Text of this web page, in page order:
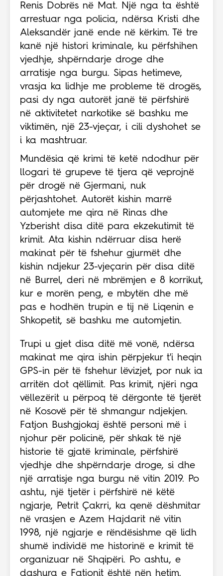
Renis Dobrës në Mat. Një nga ta është
arrestuar nga policia, ndërsa Kristi dhe
Aleksandër janë ende në kërkim. Të tre
kanë një histori kriminale, ku përfshihen
vjedhje, shpërndarje droge dhe
arratisje nga burgu. Sipas hetimeve,
vrasja ka lidhje me probleme të drogës,
pasi dy nga autorët janë të përfshirë
në aktivitetet narkotike së bashku me
viktimën, një 23-vjeçar, i cili dyshohet se
i ka mashtruar.
Mundësia që krimi të ketë ndodhur për
llogari të grupeve të tjera që veprojnë
për drogë në Gjermani, nuk
përjashtohet. Autorët kishin marrë
automjete me qira në Rinas dhe
Yzberisht disa ditë para ekzekutimit të
krimit. Ata kishin ndërruar disa herë
makinat për të fshehur gjurmët dhe
kishin ndjekur 23-vjeçarin për disa ditë
në Burrel, deri në mbrëmjen e 8 korrikut,
kur e morën peng, e mbytën dhe më
pas e hodhën trupin e tij në Liqenin e
Shkopetit, së bashku me automjetin.
Trupi u gjet disa ditë më vonë, ndërsa
makinat me qira ishin përpjekur t'i heqin
GPS-in për të fshehur lëvizjet, por nuk ia
arritën dot qëllimit. Pas krimit, njëri nga
vëllezërit u përpoq të dërgonte të tjerët
në Kosovë për të shmangur ndjekjen.
Fatjon Bushgjokaj është personi më i
njohur për policinë, për shkak të një
historie të gjatë kriminale, përfshirë
vjedhje dhe shpërndarje droge, si dhe
një arratisje nga burgu në vitin 2019. Po
ashtu, një tjetër i përfshirë në këtë
ngjarje, Petrit Çakrri, ka qenë dëshmitar
në vrasjen e Azem Hajdarit në vitin
1998, një ngjarje e rëndësishme që lidh
shumë individë me historinë e krimit të
organizuar në Shqipëri. Po ashtu, e
dashura e Fatjonit është nën hetim.